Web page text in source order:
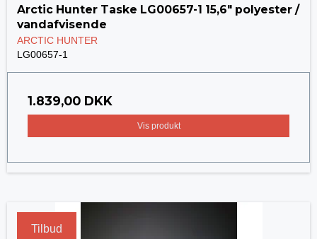
Arctic Hunter Taske LG00657-1 15,6" polyester /
vandafvisende
ARCTIC HUNTER
LG00657-1
1.839,00 DKK
Vis produkt
Tilbud